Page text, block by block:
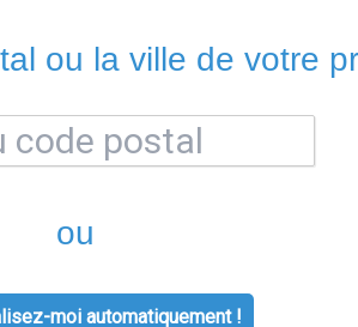
ou la ville de votre
ou
moi automatiquement !